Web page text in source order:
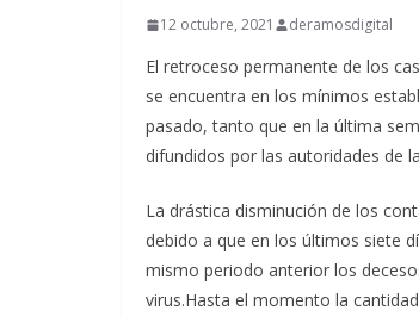
12 octubre, 2021 deramosdigital
El retroceso permanente de los
se encuentra en los mínimos
pasado, tanto que en la última
difundidos por las autoridades de
La drástica disminución de los
debido a que en los últimos siete
mismo periodo anterior los
virus.Hasta el momento la